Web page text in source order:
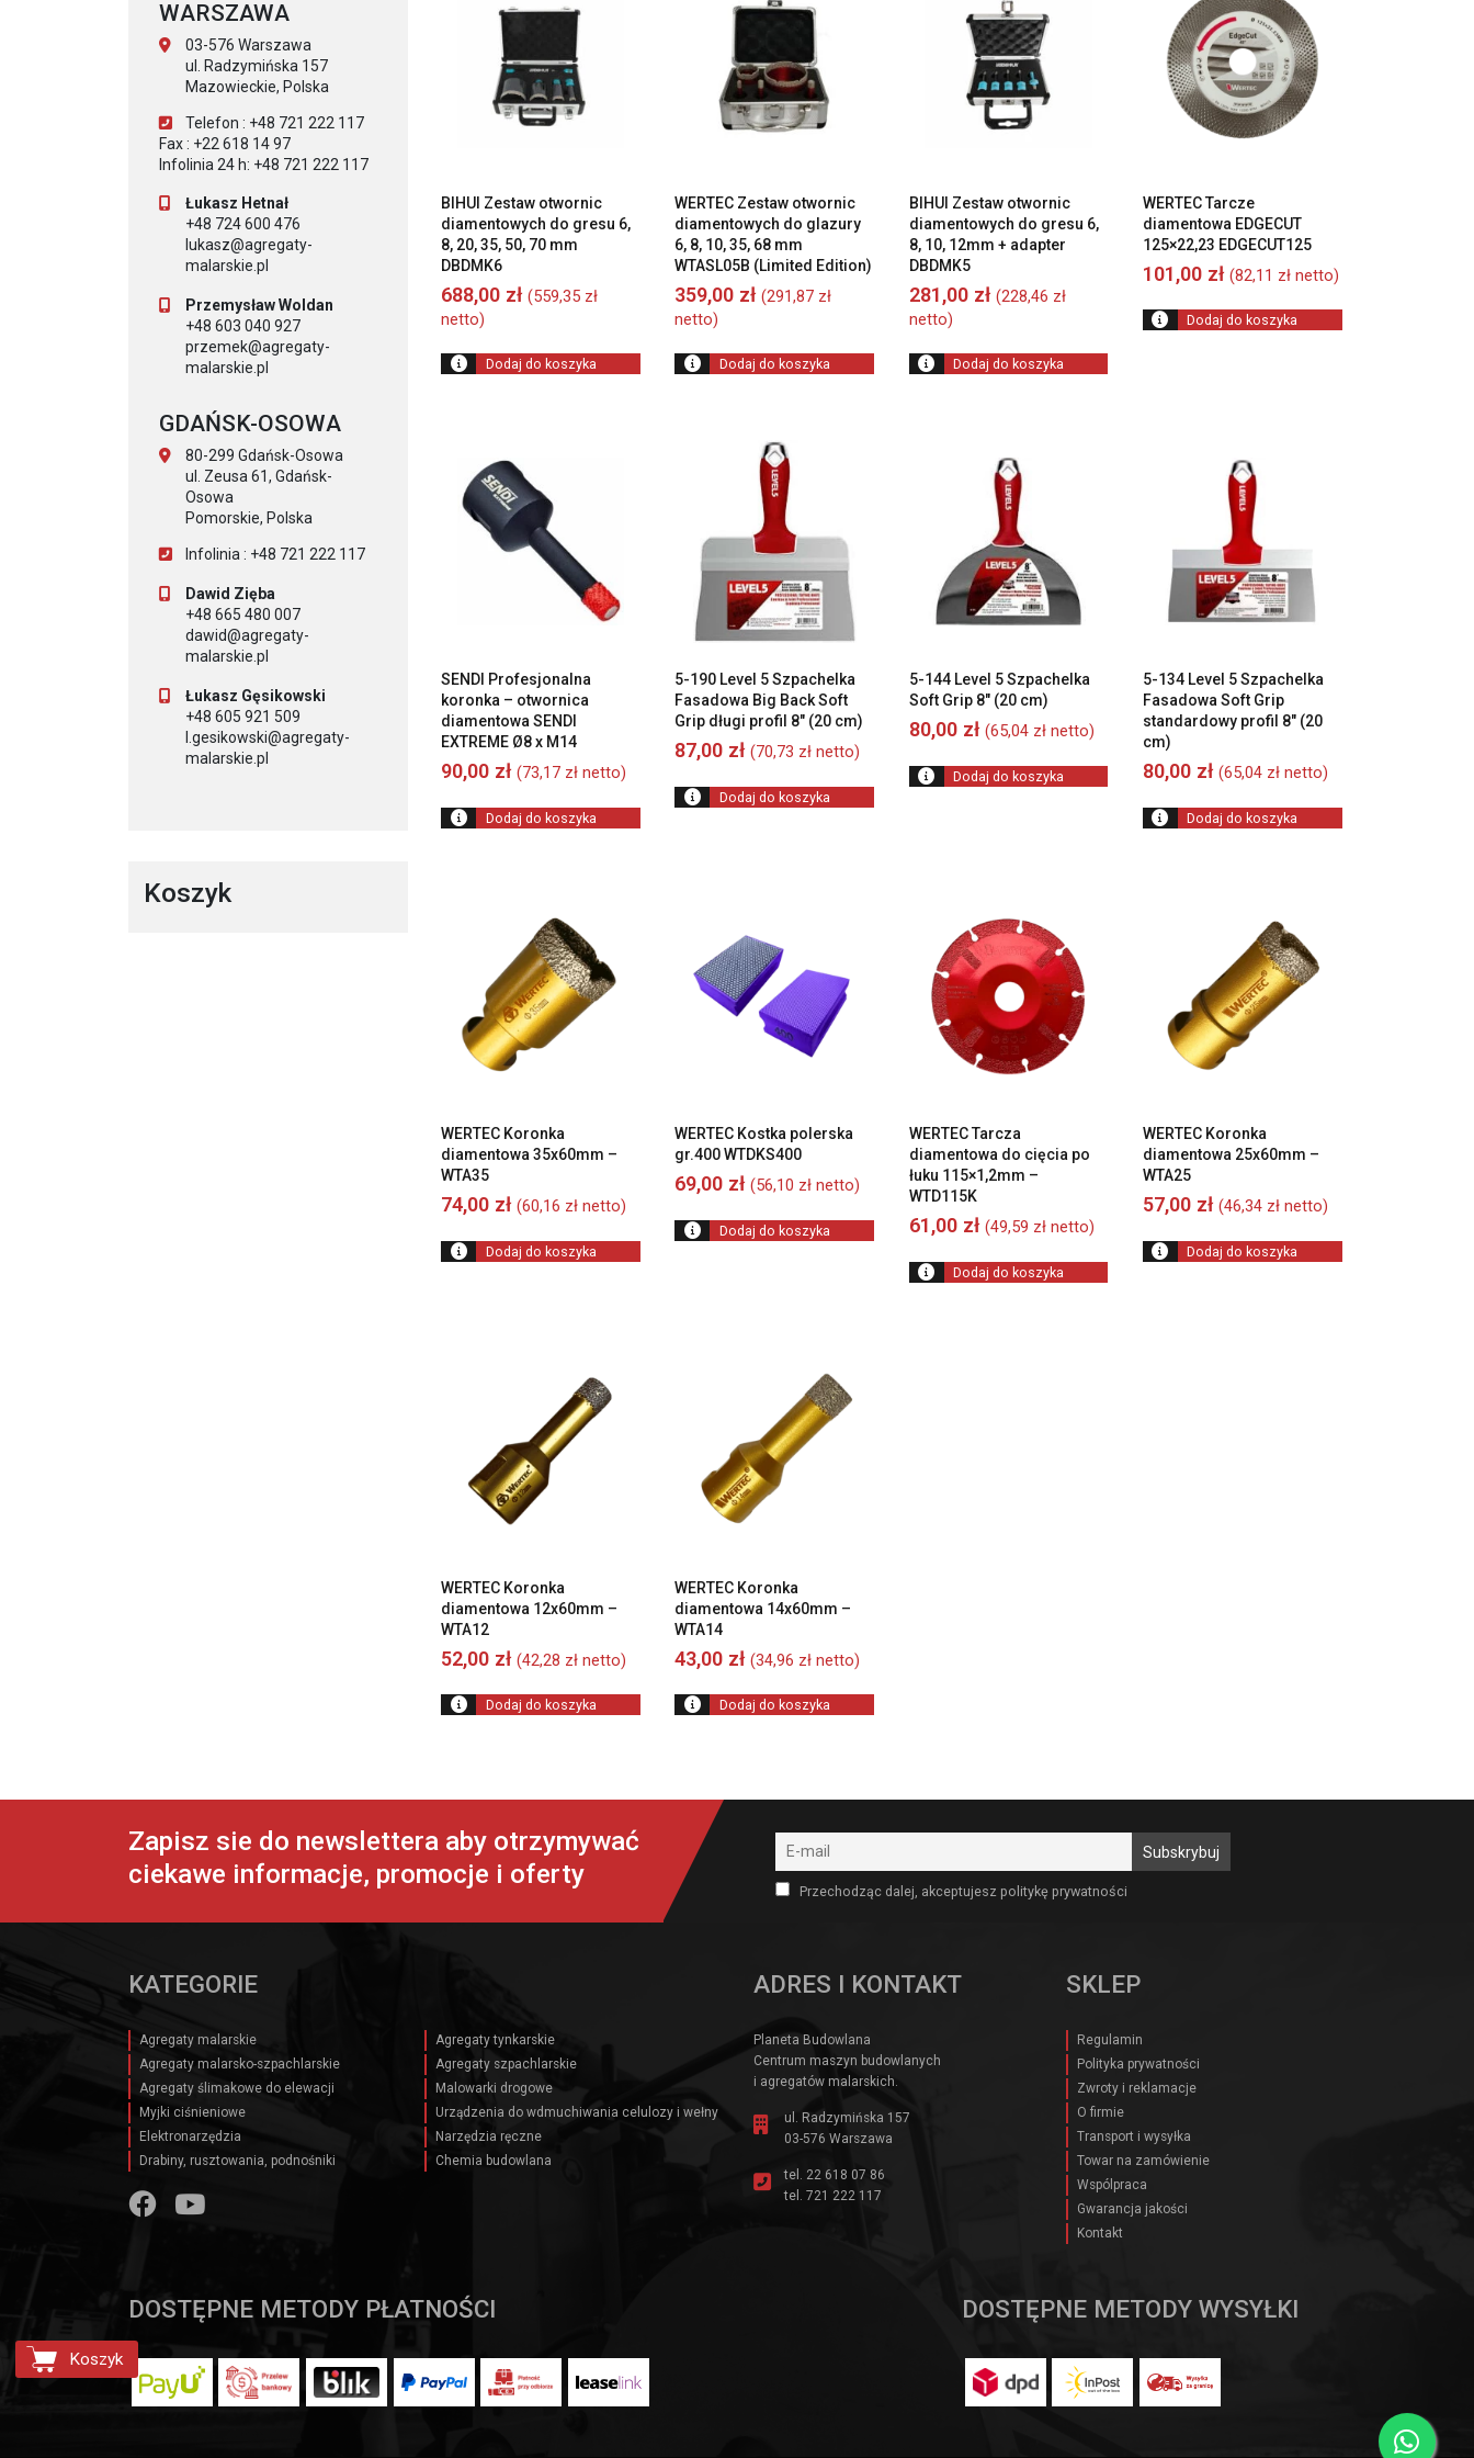
wysokiej
BIHUI Zestaw otwornic
diamentowych do gresu 6,
8, 20, 35, 50, 70 mm
DBDMK6
688,00 zł (559,35 zł
netto)
Dodaj do koszyka
WERTEC Zestaw otwornic
diamentowych do glazury
6, 8, 10, 35, 68 mm
WTASL05B (Limited Edition)
359,00 zł (291,87 zł
netto)
Dodaj do koszyka
BIHUI Zestaw otwornic
diamentowych do gresu 6,
8, 10, 12mm + adapter
DBDMK5
281,00 zł (228,46 zł
netto)
Dodaj do koszyka
WERTEC Tarcze
diamentowa EDGECUT
125×22,23 EDGECUT125
101,00 zł (82,11 złnetto)
Dodaj do koszyka
SENDI Profesjonalna
koronka – otwornica
diamentowa SENDI
EXTREME Ø8 x M14
90,00 zł (73,17 zł netto)
Dodaj do koszyka
5-190 Level 5 Szpachelka
Fasadowa Big Back Soft
Grip długi profil 8″ (20 cm)
87,00 zł (70,73 zł netto)
Dodaj do koszyka
5-144 Level 5 Szpachelka
Soft Grip 8″ (20 cm)
80,00 zł (65,04 złnetto)
Dodaj do koszyka
5-134 Level 5 Szpachelka
Fasadowa Soft Grip
standardowy profil 8″ (20
cm)
80,00 zł (65,04 złnetto)
Dodaj do koszyka
WERTEC Koronka
diamentowa 35x60mm –
WTA35
74,00 zł (60,16 zł netto)
Dodaj do koszyka
WERTEC Kostka polerska
gr.400 WTDKS400
69,00 zł (56,10 zł netto)
Dodaj do koszyka
WERTEC Tarcza
diamentowa do cięcia po
łuku 115×1,2mm –
WTD115K
61,00 zł (49,59 złnetto)
Dodaj do koszyka
WERTEC Koronka
diamentowa 25x60mm –
WTA25
57,00 zł (46,34 złnetto)
Dodaj do koszyka
WERTEC Koronka
diamentowa 12x60mm –
WTA12
52,00 zł (42,28 zł netto)
Dodaj do koszyka
WERTEC Koronka
diamentowa 14x60mm –
WTA14
43,00 zł (34,96 zł netto)
Dodaj do koszyka
WARSZAWA
03-576 Warszawa
ul. Radzymińska 157
Mazowieckie, Polska
Telefon : +48 721 222 117
Fax : +22 618 14 97
Infolinia 24 h: +48 721 222 117
Łukasz Hetnał
+48 724 600 476
lukasz@agregaty-
malarskie.pl
Przemysław Woldan
+48 603 040 927
przemek@agregaty-
malarskie.pl
GDAŃSK-OSOWA
80-299 Gdańsk-Osowa
ul. Zeusa 61, Gdańsk-
Osowa
Pomorskie, Polska
Infolinia : +48 721 222 117
Dawid Zięba
+48 665 480 007
dawid@agregaty-
malarskie.pl
Łukasz Gęsikowski
+48 605 921 509
l.gesikowski@agregaty-
malarskie.pl
Koszyk
Zapisz sie do newslettera aby otrzymywać
ciekawe informacje, promocje i oferty
Przechodząc dalej, akceptujesz politykę prywatności
KATEGORIE
Agregaty malarskie
Agregaty tynkarskie
Agregaty malarsko-szpachlarskie
Agregaty szpachlarskie
Agregaty ślimakowe do elewacji
Malowarki drogowe
Myjki ciśnieniowe
Urządzenia do wdmuchiwania celulozy i wełny
Elektronarzędzia
Narzędzia ręczne
Drabiny, rusztowania, podnośniki
Chemia budowlana
ADRES I KONTAKT
Planeta Budowlana
Centrum maszyn budowlanych
i agregatów malarskich.
ul. Radzymińska 157
03-576 Warszawa
tel. 22 618 07 86
tel. 721 222 117
SKLEP
Regulamin
Polityka prywatności
Zwroty i reklamacje
O firmie
Transport i wysyłka
Towar na zamówienie
Wspólpraca
Gwarancja jakości
Kontakt
DOSTĘPNE METODY PŁATNOŚCI DOSTĘPNE METODY WYSYŁKI
Koszyk